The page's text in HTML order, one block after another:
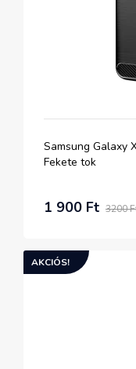
Samsung Galaxy
Fekete tok
1 900 Ft 3200
AKCIÓS!